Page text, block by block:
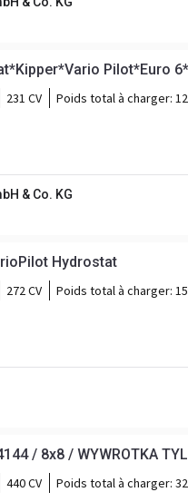
Pilot*Euro
231 CV Poids total à charger:
& Co. KG
Hydrostat
272 CV Poids total à charger:
/ 8x8 / WYWROTKA
440 CV Poids total à charger: